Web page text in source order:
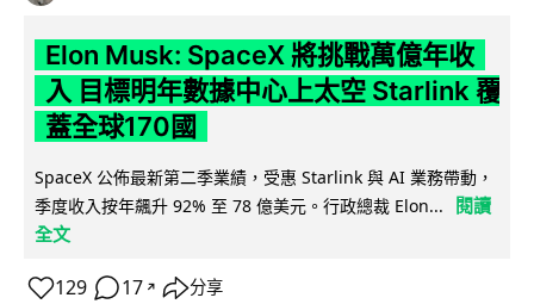
Elon Musk: SpaceX 將挑戰萬億年收
入 目標明年數據中心上太空 Starlink 覆
蓋全球170國
SpaceX 公佈最新第二季業績，受惠 Starlink 與 AI 業務帶動，
季度收入按年飆升 92% 至 78 億美元。行政總裁 Elon...
閱讀
全文
129 17 ↗ 分享